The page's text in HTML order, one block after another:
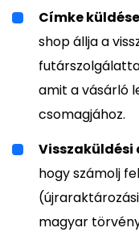
Címke
shop állja a
amit a vásárló
csomagjához.
Visszaküldési
hogy számolj
magyar